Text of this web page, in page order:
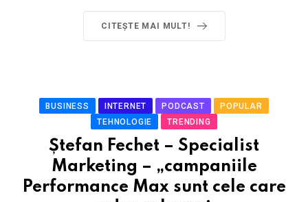
CITEȘTE MAI MULT!
BUSINESS INTERNET PODCAST
POPULAR
TEHNOLOGIE
TRENDING
Ștefan Fechet – Specialist
Marketing – „campaniile
Performance Max sunt cele care